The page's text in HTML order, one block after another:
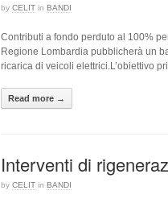
by CELIT in BANDI
Contributi a fondo perduto al 100%
Regione Lombardia pubblicherà un
ricarica di veicoli elettrici.L’obiettivo
Read more →
Interventi di
by CELIT in BANDI